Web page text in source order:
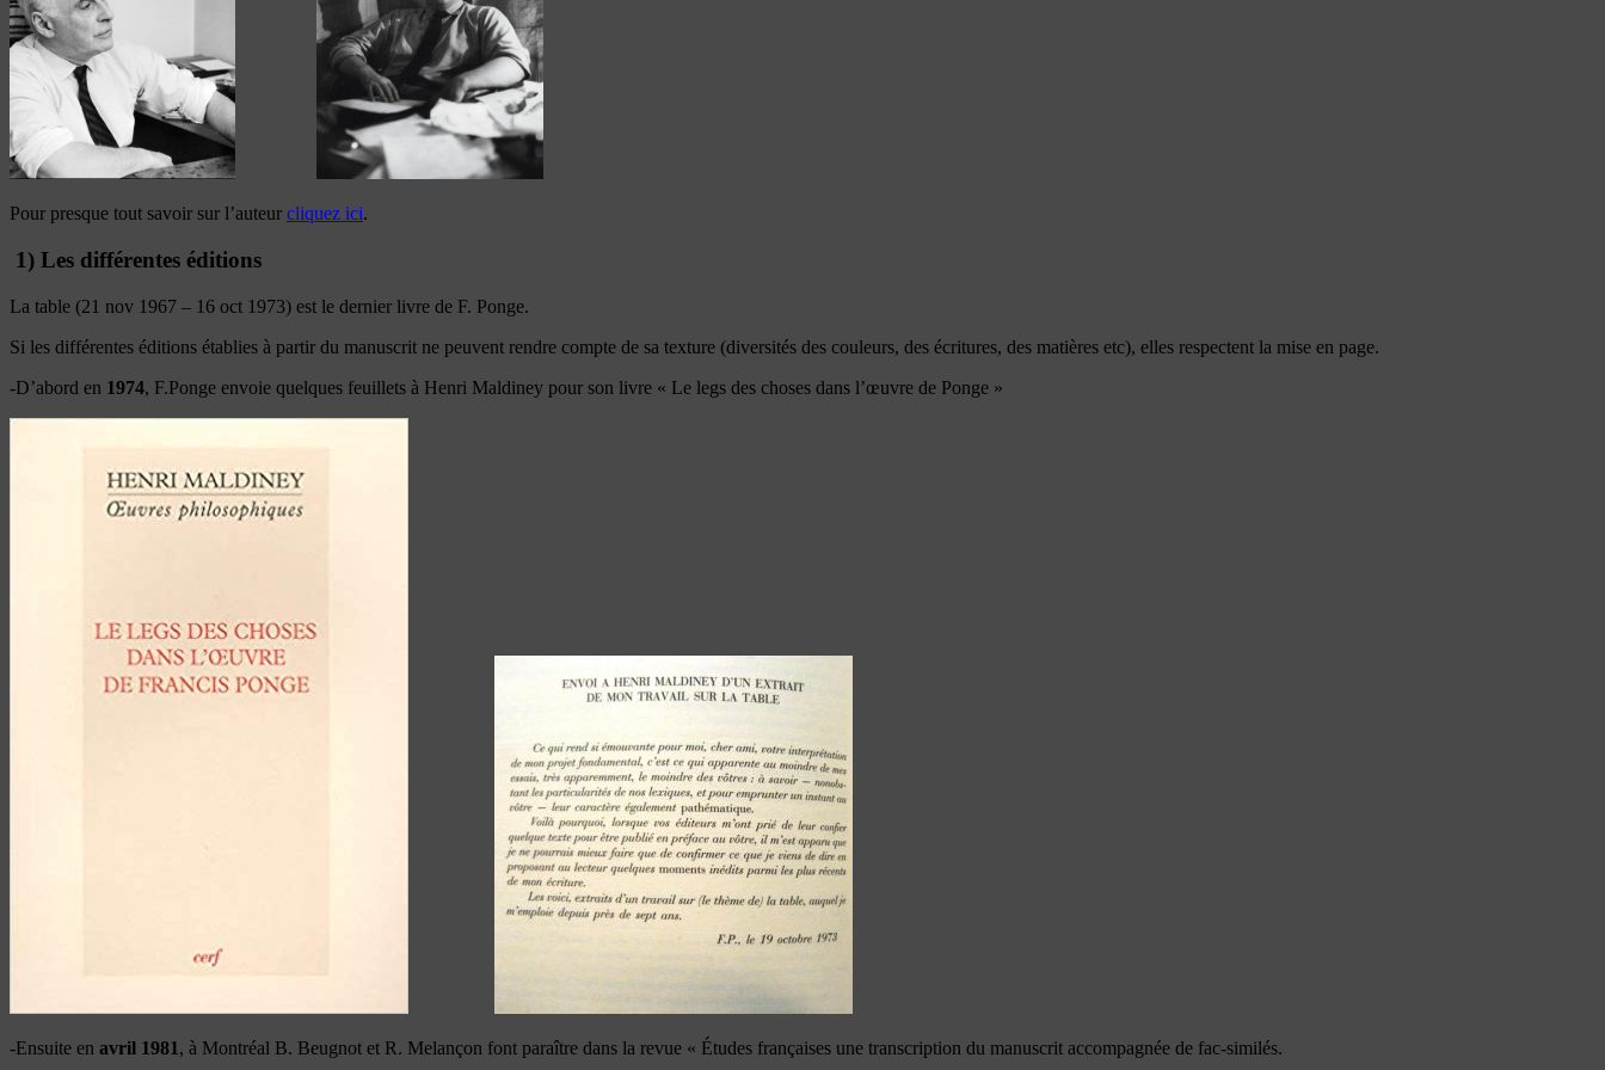
Pour presque tout savoir sur l’auteur cliquez ici.
1) Les différentes éditions
La table (21 nov 1967 – 16 oct 1973) est le dernier livre de F. Ponge.
Si les différentes éditions établies à partir du manuscrit ne peuvent rendre compte de sa texture (diversités des couleurs, des écritures, des matières etc), elles respectent la mise en page.
-D’abord en 1974, F.Ponge envoie quelques feuillets à Henri Maldiney pour son livre « Le legs des choses dans l’œuvre de Ponge »
-Ensuite en avril 1981, à Montréal B. Beugnot et R. Melançon font paraître dans la revue « Études françaises une transcription du manuscrit accompagnée de fac-similés.